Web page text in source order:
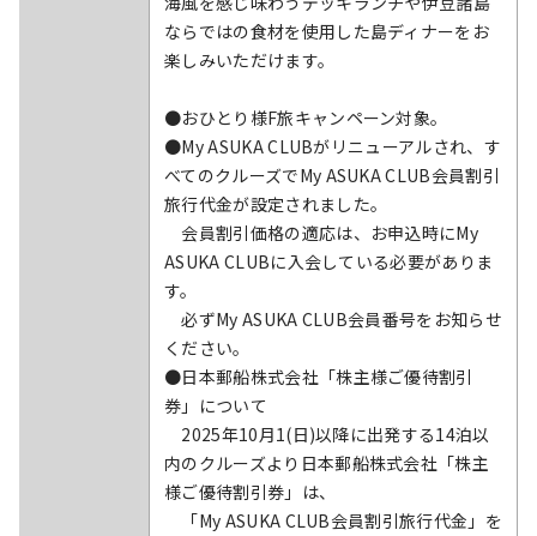
ならではの食材を使用した島ディナーをお
楽しみいただけます。
●おひとり様F旅キャンペーン対象。
●My ASUKA CLUBがリニューアルされ、す
べてのクルーズでMy ASUKA CLUB会員割引
旅行代金が設定されました。
会員割引価格の適応は、お申込時にMy
ASUKA CLUBに入会している必要がありま
す。
必ずMy ASUKA CLUB会員番号をお知らせ
ください。
●日本郵船株式会社「株主様ご優待割引
券」について
2025年10月1(日)以降に出発する14泊以
内のクルーズより日本郵船株式会社「株主
様ご優待割引券」は、
「My ASUKA CLUB会員割引旅行代金」を